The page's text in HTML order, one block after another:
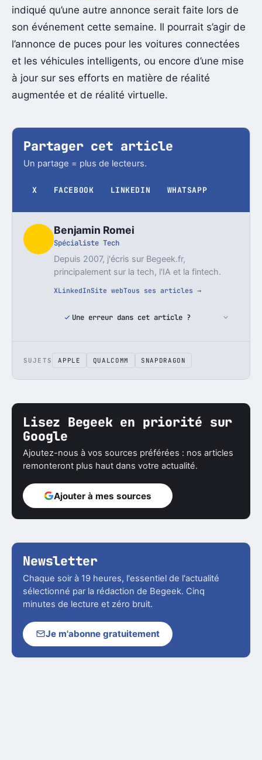
indiqué qu’une autre annonce serait faite lors de
son événement cette semaine. Il pourrait s’agir de
l’annonce de puces pour les voitures connectées
et les véhicules intelligents, ou encore d’une mise
à jour sur ses efforts en matière de réalité
augmentée et de réalité virtuelle.
Partager cet article
Un partage = plus de lecteurs.
X FACEBOOK LINKEDIN WHATSAPP
Benjamin Romei
Spécialiste Tech
Depuis 2007, j'écris sur Begeek.fr,
principalement sur la tech, l'IA et la fintech.
XLinkedInSite webTous ses articles →
Une erreur dans cet article ?
SUJETS APPLE QUALCOMM SNAPDRAGON
Lisez Begeek en priorité sur
Google
Ajoutez-nous à vos sources préférées : nos articles
remonteront plus haut dans votre actualité.
Ajouter à mes sources
Newsletter
Chaque soir à 19 heures, l'essentiel de l'actualité
sélectionné par la rédaction de Begeek. Cinq
minutes de lecture et zéro bruit.
Je m'abonne gratuitement